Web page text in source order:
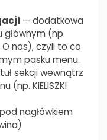
— dodatkowa
głównym (np.
nas), czyli to co
pasku menu.
sekcji wewnątrz
(np. KIELISZKI
nagłówkiem